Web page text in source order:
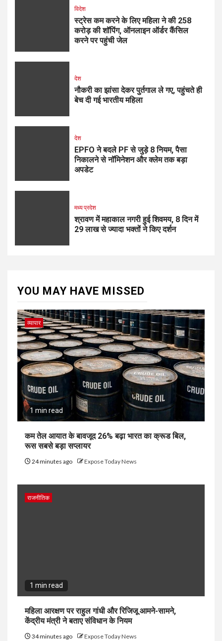
विदेश
स्ट्रेस कम करने के लिए महिला ने की ₹258
करोड़ की शॉपिंग, ऑनलाइन ऑर्डर कैंसिल
करने पर पहुंची जेल
देश
नौकरी का झांसा देकर पुर्तगाल ले गए, पहुंचते ही
बेच दी गई भारतीय महिला
देश
EPFO ने बदले PF से जुड़े 8 नियम, पैसा
निकालने से नॉमिनेशन और क्लेम तक बड़ा
अपडेट
मध्य प्रदेश
श्रावण में महाकाल नगरी हुई शिवमय, 8 दिन में
29 लाख से ज्यादा भक्तों ने किए दर्शन
YOU MAY HAVE MISSED
व्यापार
1 min read
कम तेल आयात के बावजूद 26% बढ़ा भारत का क्रूड बिल,
रूस सबसे बड़ा सप्लायर
24 minutes ago Expose Today News
राजनीतिक
1 min read
महिला आरक्षण पर राहुल गांधी और रिजिजू आमने-सामने,
केंद्रीय मंत्री ने बताए संविधान के नियम
34 minutes ago Expose Today News